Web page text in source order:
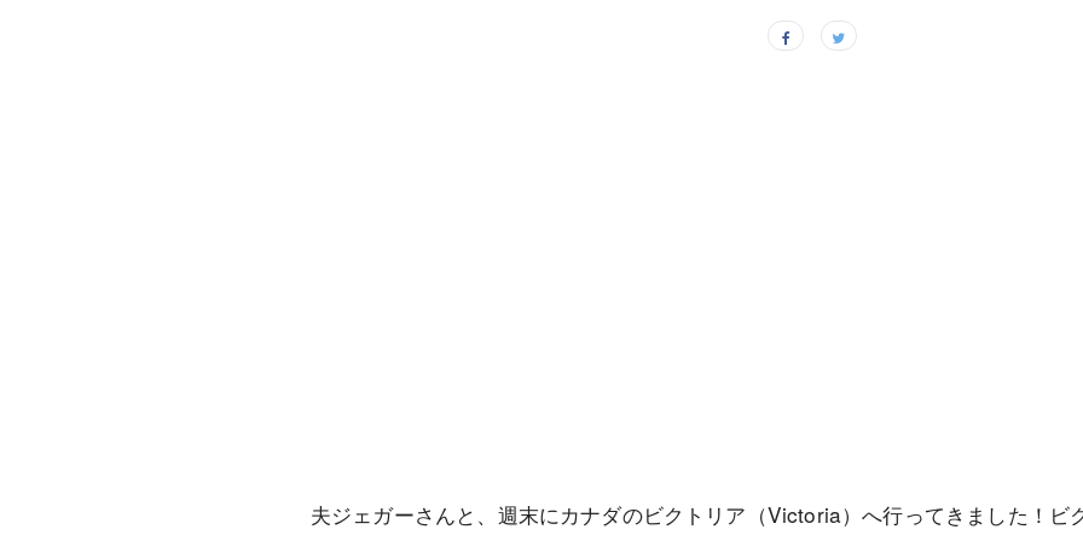
夫ジェガーさんと、週末にカナダのビクトリア（Victoria）へ行ってきました！ビ